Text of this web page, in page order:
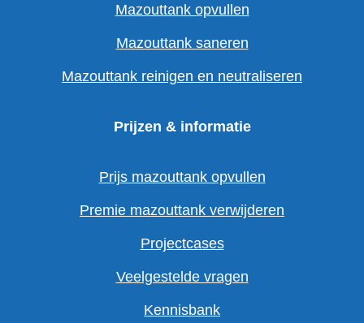
Mazouttank opvullen
Mazouttank saneren
Mazouttank reinigen en neutraliseren
Prijzen & informatie
Prijs mazouttank opvullen
Premie mazouttank verwijderen
Projectcases
Veelgestelde vragen
Kennisbank